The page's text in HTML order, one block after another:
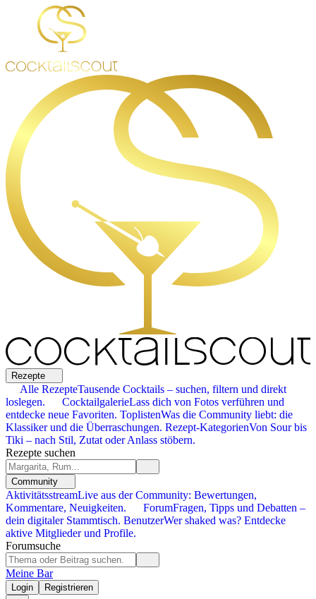
Rezepte
Alle RezepteTausende Cocktails – suchen, filtern und direkt
loslegen.
CocktailgalerieLass dich von Fotos verführen und
entdecke neue Favoriten. ToplistenWas die Community liebt: die
Klassiker und die Überraschungen. Rezept-KategorienVon Sour bis
Tiki – nach Stil, Zutat oder Anlass stöbern.
Rezepte suchen
Community
AktivitätsstreamLive aus der Community: Bewertungen,
Kommentare, Neuigkeiten.
ForumFragen, Tipps und Debatten –
dein digitaler Stammtisch. BenutzerWer shaked was? Entdecke
aktive Mitglieder und Profile.
Forumsuche
Meine Bar
Login Registrieren